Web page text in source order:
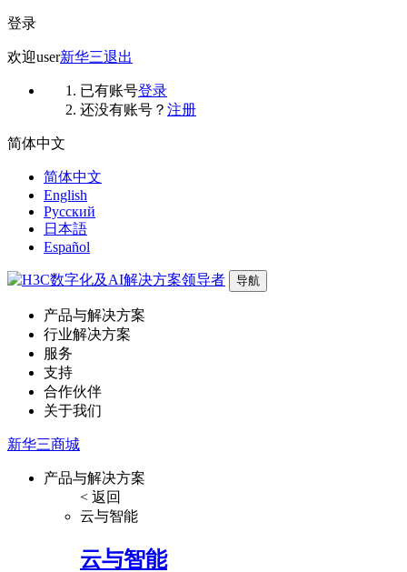
登录
欢迎user新华三退出
已有账号登录
还没有账号？ 注册
简体中文
简体中文
English
Русский
日本語
Español
导航
产品与解决方案
行业解决方案
服务
支持
合作伙伴
关于我们
新华三商城
产品与解决方案
< 返回
云与智能
云与智能